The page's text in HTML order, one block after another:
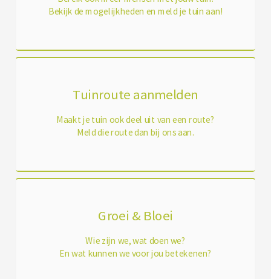
Bekijk de mogelijkheden en meld je tuin aan!
Tuinroute aanmelden
Maakt je tuin ook deel uit van een route?
Meld die route dan bij ons aan.
Groei & Bloei
Wie zijn we, wat doen we?
En wat kunnen we voor jou betekenen?